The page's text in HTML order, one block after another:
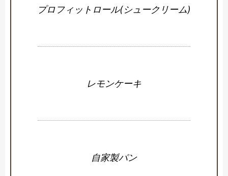
プロフィットロール(シュークリーム)
レモンケーキ
自家製パン